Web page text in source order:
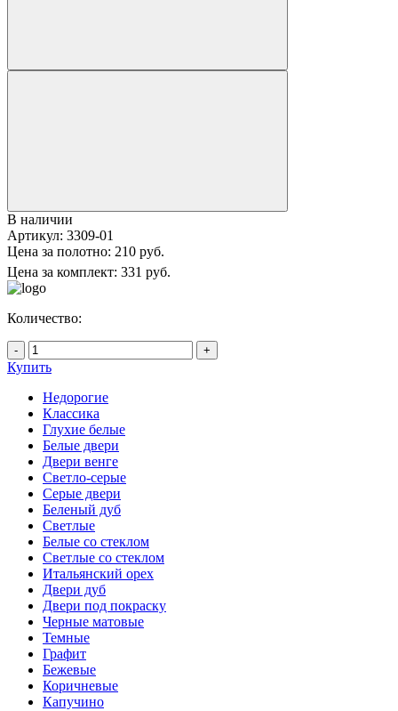
В наличии
Артикул: 3309-01
Цена за полотно: 210 руб.
Цена за комплект: 331 руб.
Количество:
- +
Купить
Недорогие
Классика
Глухие белые
Белые двери
Двери венге
Светло-серые
Серые двери
Беленый дуб
Светлые
Белые со стеклом
Светлые со стеклом
Итальянский орех
Двери дуб
Двери под покраску
Черные матовые
Темные
Графит
Бежевые
Коричневые
Капучино